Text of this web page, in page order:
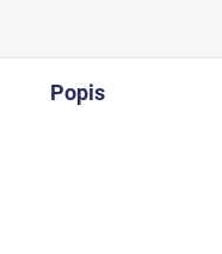
Popis